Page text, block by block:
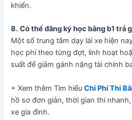
khiển.
8. Có thể đăng ký học bằng b1 trả
Một số trung tâm dạy lái xe hiện
học phí theo từng đợt, linh hoạt
suất để giảm gánh nặng tài chính
+ Xem thêm Tìm hiểuChi Phí Thi
hồ sơ đơn giản, thời gian thi
xe gia đình.